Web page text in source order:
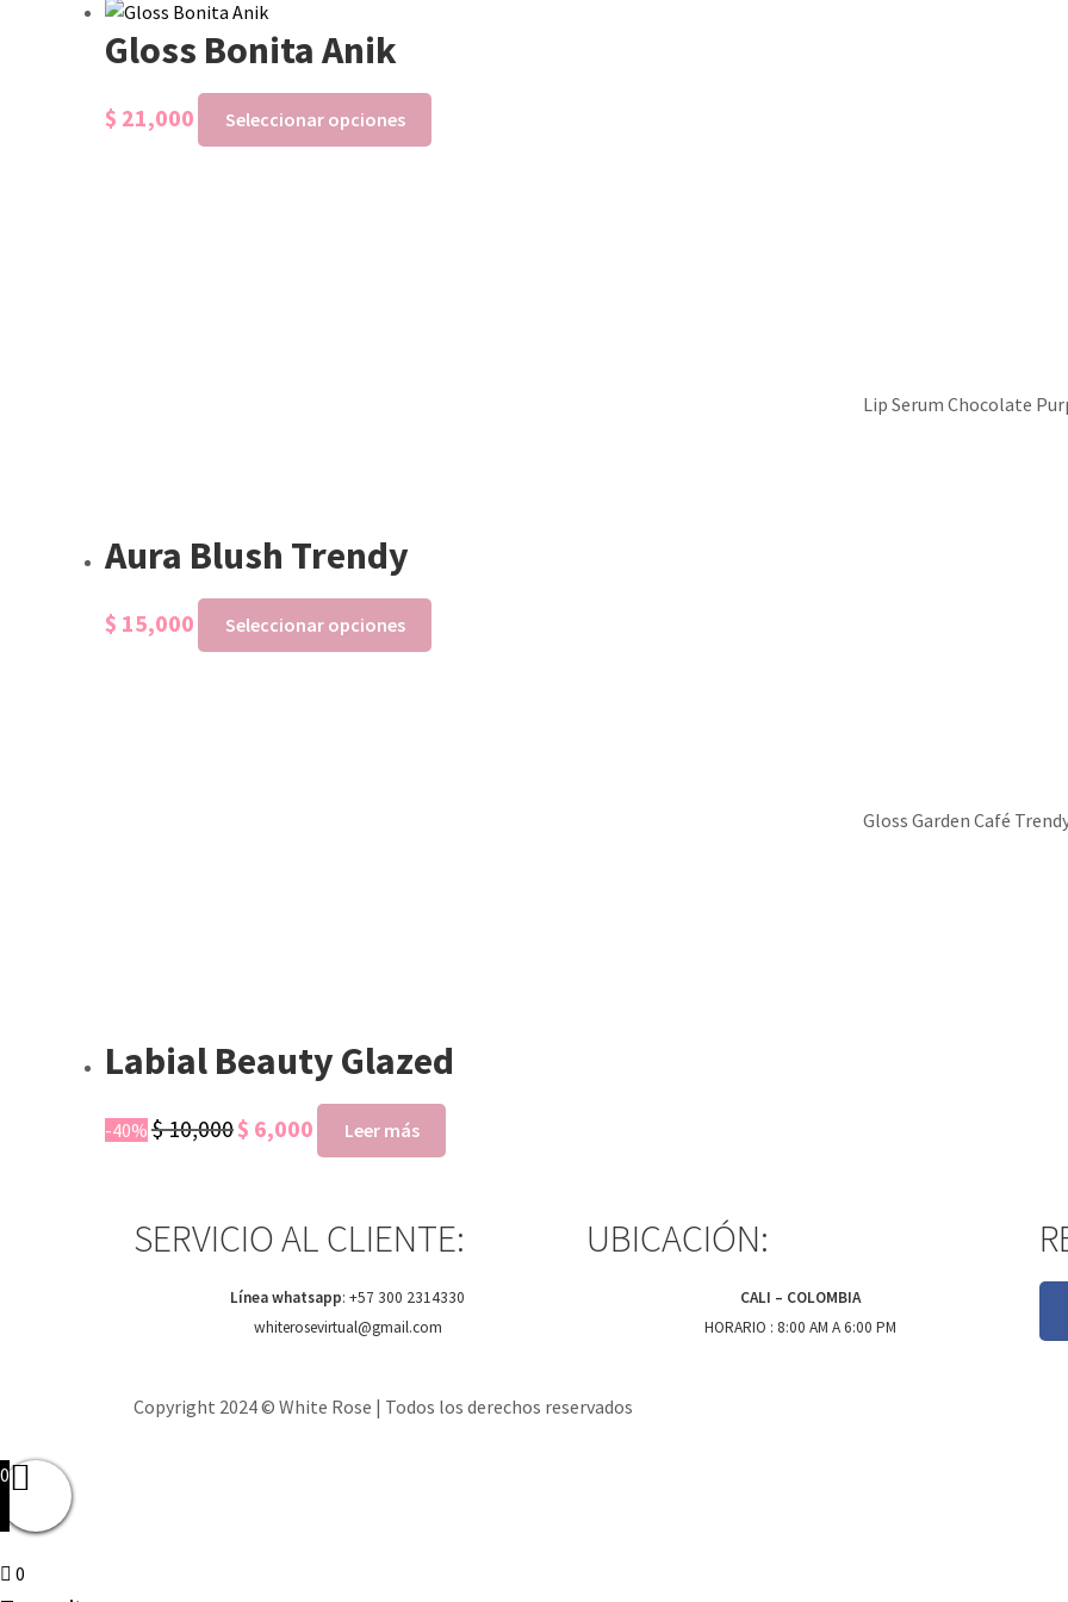
Gloss Bonita Anik
$ 21,000 Seleccionar opciones
Aura Blush Trendy
$ 15,000 Seleccionar opciones
Labial Beauty Glazed
-40% $10,000$ 6,000 Leer más
Lip Serum Chocolate
Gloss Garden Café
SERVICIO AL CLIENTE:
Línea whatsapp:+57 300 2314330
whiterosevirtual@gmail.com
UBICACIÓN:
CALI – COLOMBIA
HORARIO : 8:00 AM A 6:00 PM
Copyright 2024 © White Rose | Todos los derechos reservados
0
0